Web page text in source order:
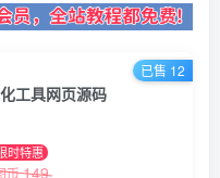
工具网页源码
时特惠
币149
已售 12